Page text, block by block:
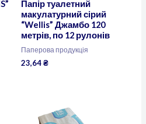
Папір туалетний
макулатурний сірий
“Wellis” Джамбо 120
метрів, по 12 рулонів
Паперова продукція
23,64₴